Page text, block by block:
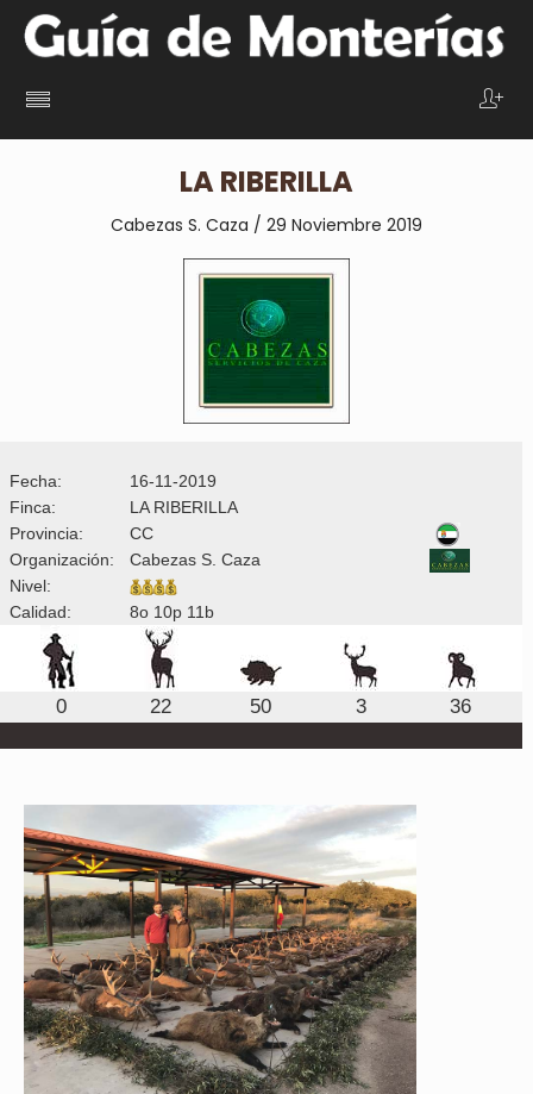
LA RIBERILLA
Cabezas S. Caza / 29 Noviembre 2019
Fecha:
16-11-2019
Finca:
LA RIBERILLA
Provincia:
CC
Organización:
Cabezas S. Caza
Nivel:
Calidad:
8o 10p 11b
0 22 50 3 36